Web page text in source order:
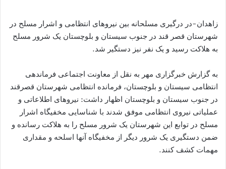
زاهدان-در درگیری مسلحانه بین نیروهای انتظامی و اشرار مسلح در
شهرستان قصر قند در جنوب سیستان و بلوچستان یک شرور مسلح
به هلاکت رسید و یک نفر نیز دستگیر شد.
به گزارش خبرگزاری مهر به نقل از معاونت اجتماعی فرماندهی
انتظامی سیستان و بلوچستان، فرمانده انتظامی شهرستان قصرقند
در جنوب سیستان و بلوچستان اظهار داشت: نیروهای اطلاعاتی و
عملیاتی نیروی انتظامی موفق شدند با شناسایی مخفیگاه اشرار
مسلح در توابع این شهرستان یک شرور مسلح را به هلاکت رسانده و
ضمن دستگیری یک شرور دیگر از مخفیگاه آنها اسلحه و مقداری
مهمات کشف کنند.